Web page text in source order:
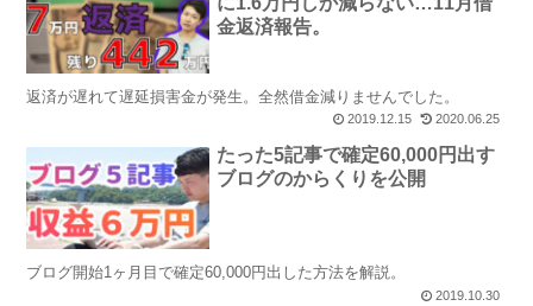
金返済報告。
返済が遅れて遅延損害金が発生。全然借金減りませんでした。
2019.12.15 2020.06.25
たった5記事で確定60,000円出す
ブログのからくりを公開
ブログ開始1ヶ月目で確定60,000円出した方法を解説。
2019.10.30